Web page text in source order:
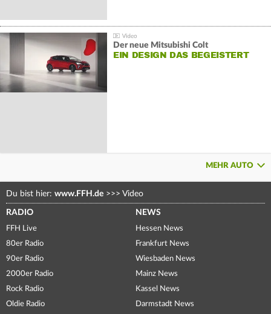
Der neue Mitsubishi Colt
EIN DESIGN DAS BEGEISTERT
MEHR AUTO
Du bist hier: www.FFH.de >>> Video
RADIO
FFH Live
80er Radio
90er Radio
2000er Radio
Rock Radio
Oldie Radio
NEWS
Hessen News
Frankfurt News
Wiesbaden News
Mainz News
Kassel News
Darmstadt News